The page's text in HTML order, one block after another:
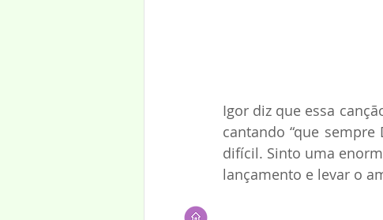
Igor diz que essa
cantando “que
difícil. Sinto uma
lançamento e levar o